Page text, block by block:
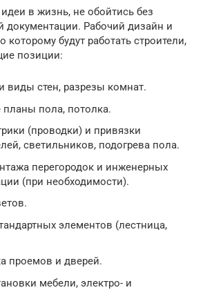
в жизнь, не обойтись без
документации. Рабочий дизайн и
которому будут работать строители,
позиции:
виды стен, разрезы комнат.
пола, потолка.
(проводки) и привязки
светильников, подогрева пола.
перегородок и инженерных
(при необходимости).
элементов (лестница,
проемов и дверей.
мебели, электро- и